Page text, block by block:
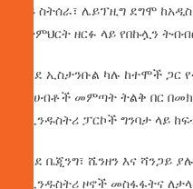
ላይ ስትሰራ፣ ሌይፕዚግ ደግሞ
በትምህርት ዘርፉ ላይ የበኩሏን
እንደ ኢስታንቡል ካሉ ከተሞች ጋር
ባለሀብቶች መምጣት ትልቅ በር
የኢንዱስትሪ ፓርኮች ግንባታ ላይ
እንደ ቤጂንግ፣ ሼንዘን እና ሻንጋይ
የኢንዱስትሪ ዞኖች መስፋፋትና